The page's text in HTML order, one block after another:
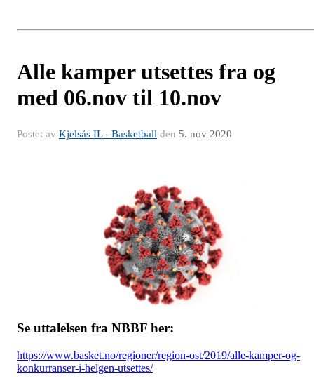
Alle kamper utsettes fra og
med 06.nov til 10.nov
Postet av Kjelsås IL - Basketball den 5. nov 2020
Se uttalelsen fra NBBF her:
https://www.basket.no/regioner/region-ost/2019/alle-kamper-og-
konkurranser-i-helgen-utsettes/